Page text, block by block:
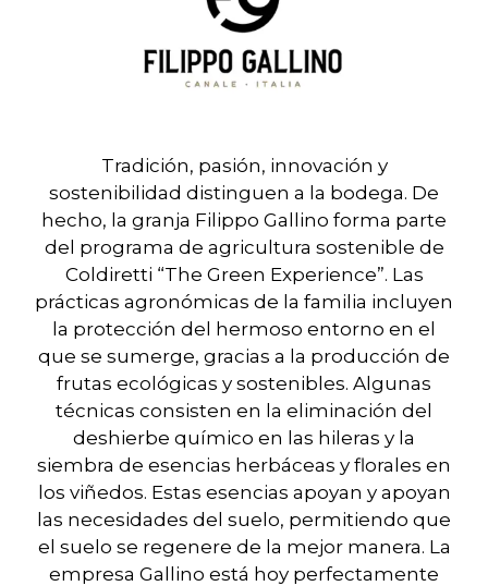
Tradición, pasión, innovación y
sostenibilidad distinguen a la bodega. De
hecho, la granja Filippo Gallino forma parte
del programa de agricultura sostenible de
Coldiretti “The Green Experience”. Las
prácticas agronómicas de la familia incluyen
la protección del hermoso entorno en el
que se sumerge, gracias a la producción de
frutas ecológicas y sostenibles. Algunas
técnicas consisten en la eliminación del
deshierbe químico en las hileras y la
siembra de esencias herbáceas y florales en
los viñedos. Estas esencias apoyan y apoyan
las necesidades del suelo, permitiendo que
el suelo se regenere de la mejor manera. La
empresa Gallino está hoy perfectamente